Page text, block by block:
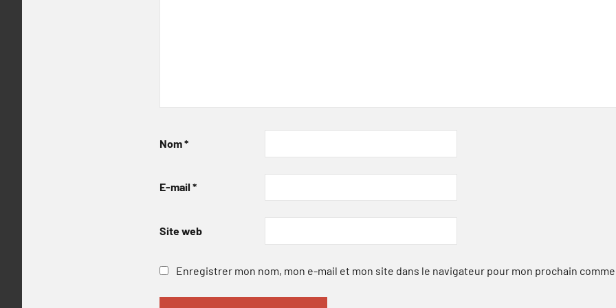
Nom*
E-mail *
Site web
Enregistrer mon nom, mon e-mail et mon site dans le navigateur pour mon prochain